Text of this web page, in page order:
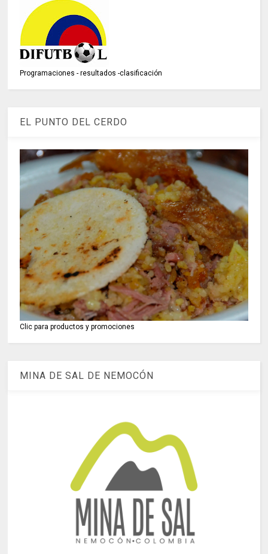
Programaciones - resultados -clasificación
EL PUNTO DEL CERDO
Clic para productos y promociones
MINA DE SAL DE NEMOCÓN